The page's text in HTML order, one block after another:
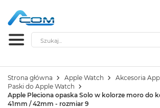
Szukaj
Strona główna Apple Watch
Akcesoria
Paski do Apple Watch
Apple Pleciona opaska Solo w kolorze moro do
41mm / 42mm - rozmiar 9